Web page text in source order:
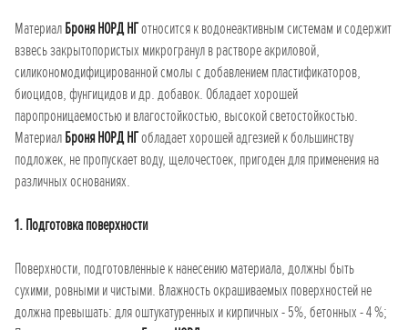
МатериалБроня НОРД НГотносится к водонеактивным системам и содержит
взвесь закрытопористых микрогранул в растворе акриловой,
силикономодифицированной смолы с добавлением пластификаторов,
биоцидов, фунгицидов и др. добавок. Обладает хорошей
паропроницаемостью и влагостойкостью, высокой светостойкостью.
МатериалБроня НОРД НГобладает хорошей адгезией к большинству
подложек, не пропускает воду, щелочестоек, пригоден для применения на
различных основаниях.
1. Подготовка поверхности
Поверхности, подготовленные к нанесению материала, должны быть
сухими, ровными и чистыми. Влажность окрашиваемых поверхностей не
должна превышать: для оштукатуренных и кирпичных - 5%, бетонных - 4 %;